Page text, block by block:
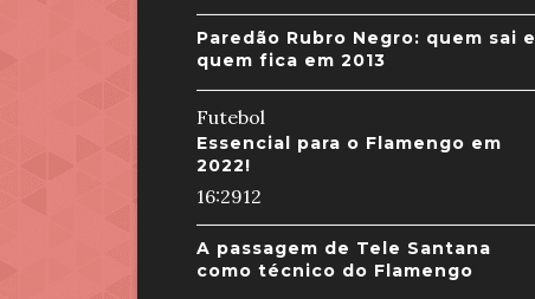
Paredão Rubro Negro: quem sai e
quem fica em 2013
Futebol
Essencial para o Flamengo em
2022!
16:2912
A passagem de Tele Santana
como técnico do Flamengo